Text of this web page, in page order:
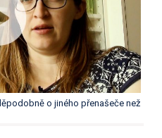
o jiného přenašeče než